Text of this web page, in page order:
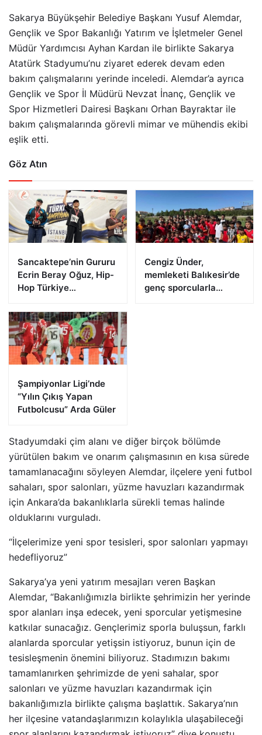
Sakarya Büyükşehir Belediye Başkanı Yusuf Alemdar,
Gençlik ve Spor Bakanlığı Yatırım ve İşletmeler Genel
Müdür Yardımcısı Ayhan Kardan ile birlikte Sakarya
Atatürk Stadyumu’nu ziyaret ederek devam eden
bakım çalışmalarını yerinde inceledi. Alemdar’a ayrıca
Gençlik ve Spor İl Müdürü Nevzat İnanç, Gençlik ve
Spor Hizmetleri Dairesi Başkanı Orhan Bayraktar ile
bakım çalışmalarında görevli mimar ve mühendis ekibi
eşlik etti.
Göz Atın
Sancaktepe’nin Gururu
Ecrin Beray Oğuz, Hip-
Hop Türkiye
Zirveye Çıktı
Cengiz Ünder,
memleketi Balıkesir’de
genç sporcularla
Şampiyonlar Ligi’nde
“Yılın Çıkış Yapan
Futbolcusu” Arda Güler
Stadyumdaki çim alanı ve diğer birçok bölümde
yürütülen bakım ve onarım çalışmasının en kısa sürede
tamamlanacağını söyleyen Alemdar, ilçelere yeni futbol
sahaları, spor salonları, yüzme havuzları kazandırmak
için Ankara’da bakanlıklarla sürekli temas halinde
olduklarını vurguladı.
“İlçelerimize yeni spor tesisleri, spor salonları yapmayı
hedefliyoruz”
Sakarya’ya yeni yatırım mesajları veren Başkan
Alemdar, “Bakanlığımızla birlikte şehrimizin her yerinde
spor alanları inşa edecek, yeni sporcular yetişmesine
katkılar sunacağız. Gençlerimiz sporla buluşsun, farklı
alanlarda sporcular yetişsin istiyoruz, bunun için de
tesisleşmenin önemini biliyoruz. Stadımızın bakımı
tamamlanırken şehrimizde de yeni sahalar, spor
salonları ve yüzme havuzları kazandırmak için
bakanlığımızla birlikte çalışma başlattık. Sakarya’nın
her ilçesine vatandaşlarımızın kolaylıkla ulaşabileceği